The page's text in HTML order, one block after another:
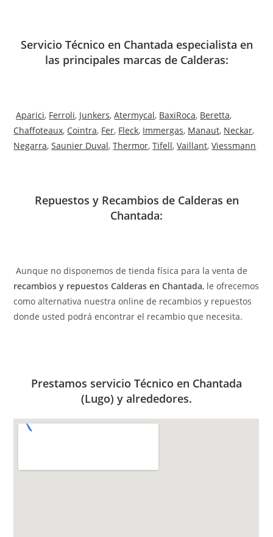
Servicio Técnico en Chantada especialista en
las principales marcas de Calderas:
Aparici, Ferroli, Junkers,Atermycal, BaxiRoca, Beretta,
Chaffoteaux, Cointra, Fer, Fleck, Immergas, Manaut, Neckar,
Negarra,Saunier Duval,Thermor,Tifell,Vaillant,Viessmann
Repuestos y Recambios de Calderas en
Chantada:
Aunque no disponemos de tienda física para la venta de
recambios y repuestos Calderas en Chantada, le ofrecemos
como alternativa nuestra online de recambios y repuestos
donde usted podrá encontrar el recambio que necesita.
Prestamos servicio Técnico en Chantada
(Lugo) y alrededores.